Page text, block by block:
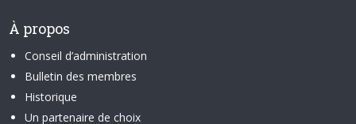
À propos
Conseil d’administration
Bulletin des membres
Historique
Un partenaire de choix